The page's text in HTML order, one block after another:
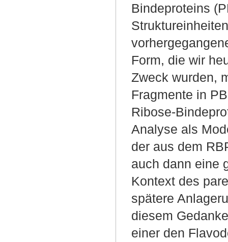
Bindeproteins
Form, die wir
Zweck wurden,
Fragmente in
Ribose-
Analyse als
der aus dem
auch dann eine
Kontext des
spätere
diesem
einer den